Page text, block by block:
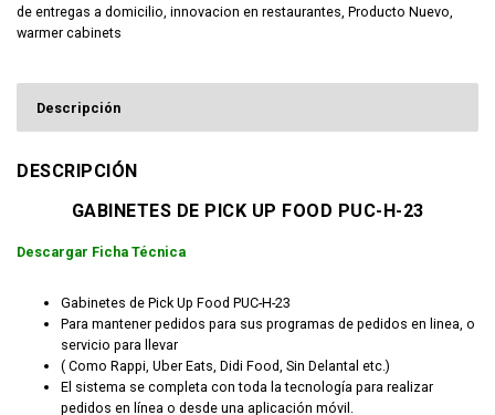
de entregas a domicilio innovacion en restaurantes Producto Nuevo
warmer cabinets
Descripción
DESCRIPCIÓN
GABINETES DE PICK UP FOOD PUC-H-23
Descargar Ficha Técnica
Gabinetes de Pick Up Food PUC-H-23
Para mantener pedidos para sus programas de pedidos en linea, o
servicio para llevar
( Como Rappi, Uber Eats, Didi Food, Sin Delantal etc.)
El sistema se completa con toda la tecnología para realizar
pedidos en línea o desde una aplicación móvil.